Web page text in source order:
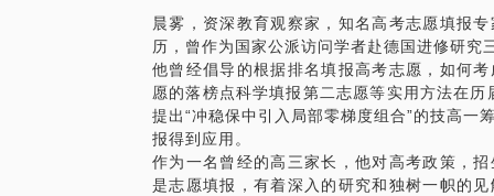
国内升学还是出国留学
P.S.:在选择与我见面前，请把你的问题更
题。请把你的问题提前发给我，方便我做
面。
晨雾，资深教育观察家，知名高考志愿填报
历，曾作为国家公派访问学者赴德国进修研究
他曾经倡导的根据排名填报高考志愿，如何
愿的落榜点科学填报第二志愿等实用方法在
提出“冲稳保中引入局部零梯度组合”的技高一
报得到应用。
作为一名曾经的高三家长，他对高考政策，
是志愿填报，有着深入的研究和独树一帜的